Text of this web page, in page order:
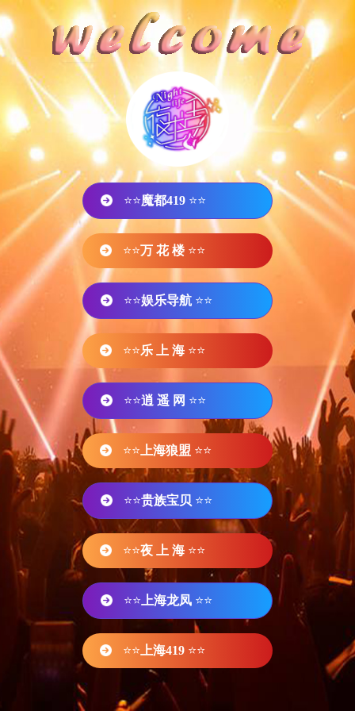
⭐⭐魔都419 ⭐⭐
⭐⭐万 花 楼 ⭐⭐
⭐⭐娱乐导航 ⭐⭐
⭐⭐乐 上 海 ⭐⭐
⭐⭐逍 遥 网 ⭐⭐
⭐⭐ 上海狼盟 ⭐⭐
⭐⭐贵族宝贝 ⭐⭐
⭐⭐夜 上 海 ⭐⭐
⭐⭐ 上海龙凤 ⭐⭐
⭐⭐ 上海419 ⭐⭐